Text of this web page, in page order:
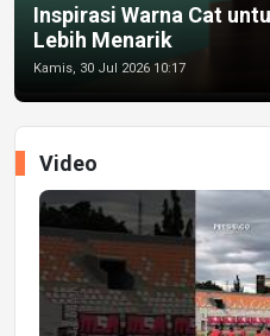
Inspirasi Warna Cat
Lebih Menarik
Kamis, 30 Jul 2026 10:17
Video